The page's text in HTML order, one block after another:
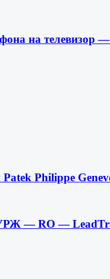
на
Philippe
— RO —